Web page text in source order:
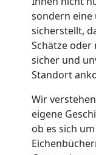
sondern eine
sicherstellt,
Schätze
sicher und
Standort
Wir
eigene
ob es sich
Wiener
Wiener